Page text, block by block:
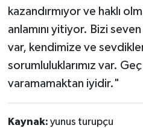
kazandırmıyor ve haklı
anlamını yitiyor. Bizi
var, kendimize ve
sorumluluklarımız var.
varamamaktan iyidir."
Kaynak: yunus turupçu